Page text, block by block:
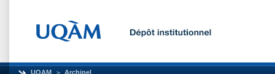
UQAM Archipel